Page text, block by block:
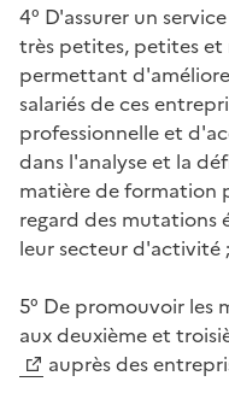
4° D'assurer un
très petites, petites et
permettant
salariés de ces
professionnelle et
dans l'analyse et la
matière de formation
regard des mutations
leur secteur d'activité ;
5° De promouvoir les
aux deuxième et
auprès des